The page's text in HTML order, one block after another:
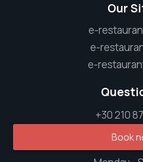
Book
Our
e-
e-
e-
+30 210
info [at] e-